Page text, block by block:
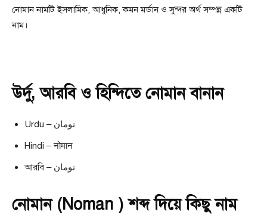
নোমান নামটি ইসলামিক, আধুনিক, কমন মর্ডান ও সুন্দর অর্থ সম্পন্ন একটি
নাম।
উর্দু, আরবি ও হিন্দিতে নোমান বানান
Urdu – نومان
Hindi – नोमान
আরবি – نومان
নোমান (Noman ) শব্দ দিয়ে কিছু নাম